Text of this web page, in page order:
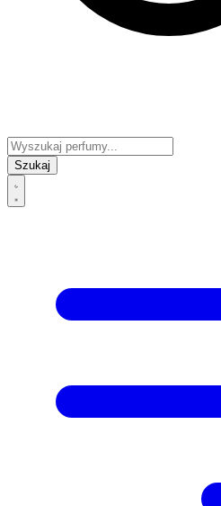
Szukaj